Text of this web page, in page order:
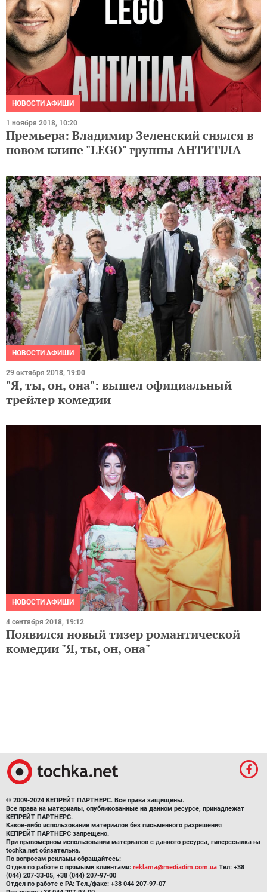
НОВОСТИ АФИШИ
1 ноября 2018, 10:20
Премьера: Владимир Зеленский снялся в
новом клипе "LEGO" группы АНТИТІЛА
НОВОСТИ АФИШИ
29 октября 2018, 19:00
"Я, ты, он, она": вышел официальный
трейлер комедии
НОВОСТИ АФИШИ
4 сентября 2018, 19:12
Появился новый тизер романтической
комедии "Я, ты, он, она"
© 2009-2024 КЕПРЕЙТ ПАРТНЕРС. Все права защищены.
Все права на материалы, опубликованные на данном ресурсе, принадлежат
КЕПРЕЙТ ПАРТНЕРС.
Какое-либо использование материалов без письменного разрешения
КЕПРЕЙТ ПАРТНЕРС запрещено.
При правомерном использовании материалов с данного ресурса, гиперссылка на
tochka.net обязательна.
По вопросам рекламы обращайтесь:
Отдел по работе с прямыми клиентами: reklama@mediadim.com.ua Тел: +38
(044) 207-33-05, +38 (044) 207-97-00
Отдел по работе с РА: Тел./факс: +38 044 207-97-07